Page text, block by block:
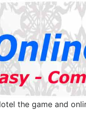
the game and